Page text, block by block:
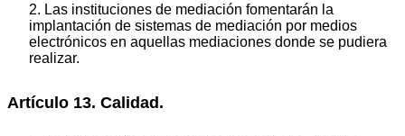
2. Las instituciones de mediación fomentarán la
implantación de sistemas de mediación por medios
electrónicos en aquellas mediaciones donde se pudiera
realizar.
Artículo 13. Calidad.